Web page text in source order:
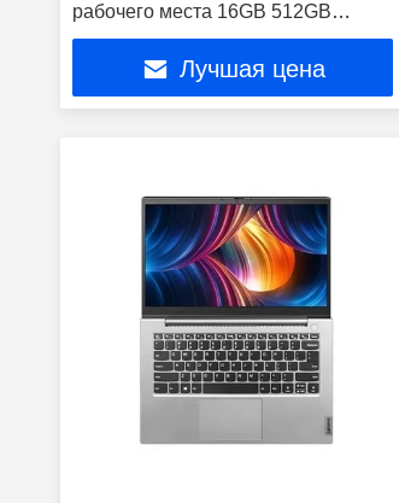
рабочего места 16GB 512GB
мобильный
Лучшая цена